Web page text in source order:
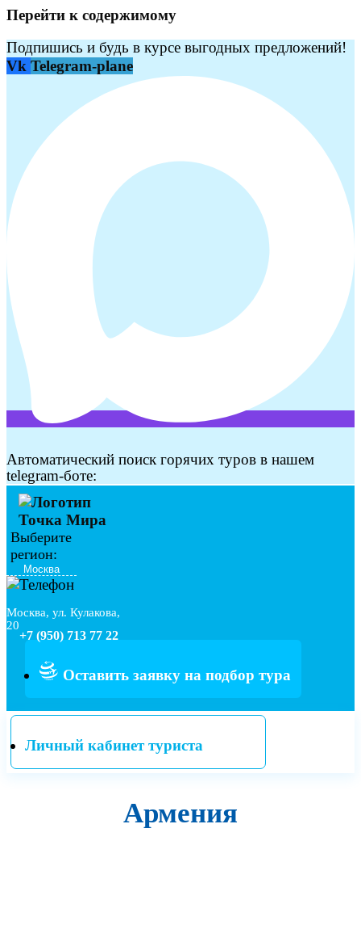
Перейти к содержимому
Подпишись и будь в курсе выгодных предложений!
Vk Telegram-plane
Автоматический поиск горячих туров в нашем
telegram-боте:
Выберите
регион:
Москва, ул. Кулакова,
20
+7 (950) 713 77 22
Оставить заявку на подбор тура
Личный кабинет туриста
Армения